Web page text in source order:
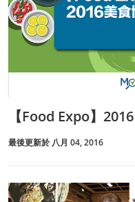
【Food Expo】
最後更新於 八月 04, 2016